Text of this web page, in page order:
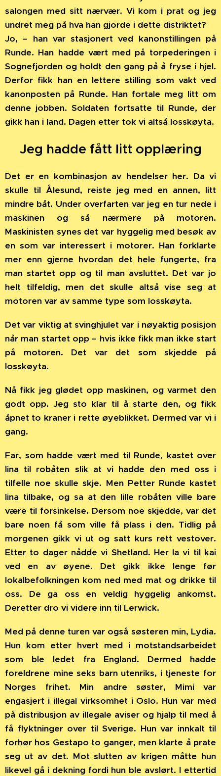
salongen med sitt nærvær. Vi kom i prat og jeg
undret meg på hva han gjorde i dette distriktet?
Jo, – han var stasjonert ved kanonstillingen på
Runde. Han hadde vært med på torpederingen i
Sognefjorden og holdt den gang på å fryse i hjel.
Derfor fikk han en lettere stilling som vakt ved
kanonposten på Runde. Han fortale meg litt om
denne jobben. Soldaten fortsatte til Runde, der
gikk han i land. Dagen etter tok vi altså losskøyta.
Jeg hadde fått litt opplæring
Det er en kombinasjon av hendelser her. Da vi
skulle til Ålesund, reiste jeg med en annen, litt
mindre båt. Under overfarten var jeg en tur nede i
maskinen og så nærmere på motoren.
Maskinisten synes det var hyggelig med besøk av
en som var interessert i motorer. Han forklarte
mer enn gjerne hvordan det hele fungerte, fra
man startet opp og til man avsluttet. Det var jo
helt tilfeldig, men det skulle altså vise seg at
motoren var av samme type som losskøyta.
Det var viktig at svinghjulet var i nøyaktig posisjon
når man startet opp – hvis ikke fikk man ikke start
på motoren. Det var det som skjedde på
losskøyta.
Nå fikk jeg glødet opp maskinen, og varmet den
godt opp. Jeg sto klar til å starte den, og fikk
åpnet to kraner i rette øyeblikket. Dermed var vi i
gang.
Far, som hadde vært med til Runde, kastet over
lina til robåten slik at vi hadde den med oss i
tilfelle noe skulle skje. Men Petter Runde kastet
lina tilbake, og sa at den lille robåten ville bare
være til forsinkelse. Dersom noe skjedde, var det
bare noen få som ville få plass i den. Tidlig på
morgenen gikk vi ut og satt kurs rett vestover.
Etter to dager nådde vi Shetland. Her la vi til kai
ved en av øyene. Det gikk ikke lenge før
lokalbefolkningen kom ned med mat og drikke til
oss. De ga oss en veldig hyggelig ankomst.
Deretter dro vi videre inn til Lerwick.
Med på denne turen var også søsteren min, Lydia.
Hun kom etter hvert med i motstandsarbeidet
som ble ledet fra England. Dermed hadde
foreldrene mine seks barn utenriks, i tjeneste for
Norges frihet. Min andre søster, Mimi var
engasjert i illegal virksomhet i Oslo. Hun var med
på distribusjon av illegale aviser og hjalp til med å
få flyktninger over til Sverige. Hun var innkalt til
forhør hos Gestapo to ganger, men klarte å prate
seg ut av det. Mot slutten av krigen måtte hun
likevel gå i dekning fordi hun ble avslørt. I ettertid